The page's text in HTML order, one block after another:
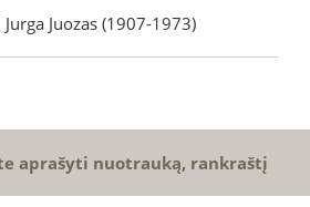
Jurga Juozas (1907-1973)
aprašyti nuotrauką, rankraštį